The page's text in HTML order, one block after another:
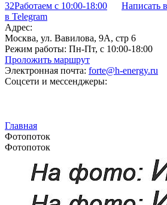
32Работаем с 10:00-18:00 Написать
в Telegram
Адрес:
Москва, ул. Вавилова, 9А, стр 6
Режим работы: Пн-Пт, с 10:00-18:00
Проложить маршрут
Электронная почта: forte@h-energy.ru
Соцсети и мессенджеры:
Главная
Фотопоток
Фотопоток